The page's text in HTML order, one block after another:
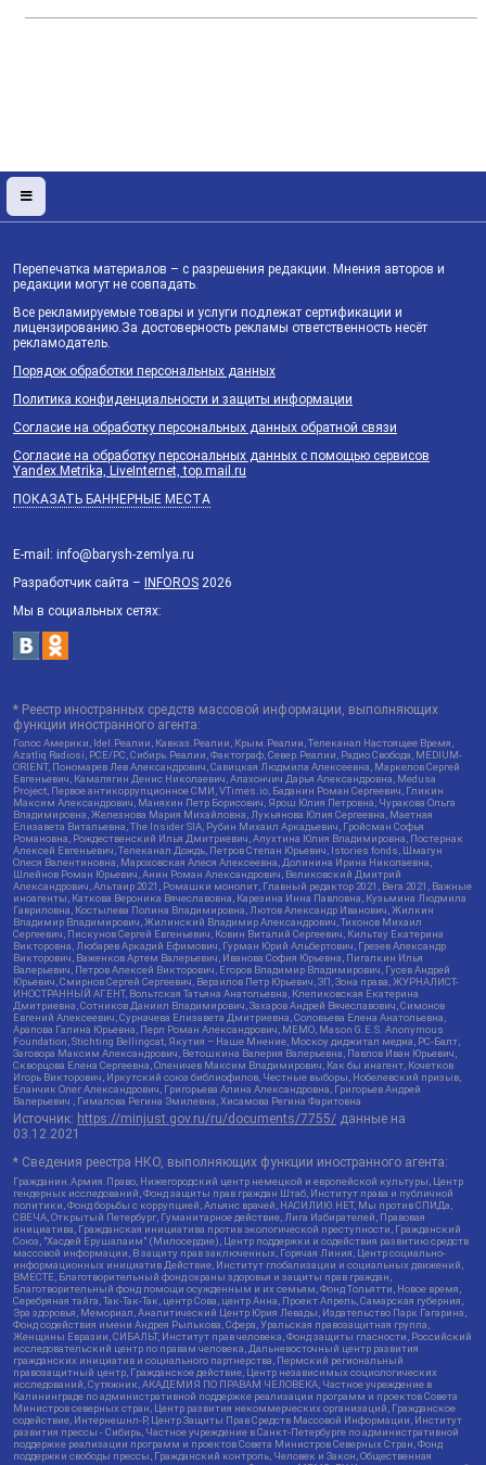
Перепечатка материалов – с разрешения редакции. Мнения авторов и
редакции могут не совпадать.
Все рекламируемые товары и услуги подлежат сертификации и
лицензированию.За достоверность рекламы ответственность несёт
рекламодатель.
Порядок обработки персональных данных
Политика конфиденциальности и защиты информации
Согласие на обработку персональных данных обратной связи
Согласие на обработку персональных данных с помощью сервисов
Yandex.Metrika, LiveInternet, top.mail.ru
ПОКАЗАТЬ БАННЕРНЫЕ МЕСТА
E-mail: info@barysh-zemlya.ru
Разработчик сайта – INFOROS 2026
Мы в социальных сетях:
* Реестр иностранных средств массовой информации, выполняющих
функции иностранного агента:
Голос Америки, Idel.Реалии, Кавказ.Реалии, Крым.Реалии, Телеканал Настоящее Время,
Azatliq Radiosi, PCE/PC, Сибирь.Реалии, Фактограф, Север.Реалии, Радио Свобода, MEDIUM-
ORIENT, Пономарев Лев Александрович, Савицкая Людмила Алексеевна, Маркелов Сергей
Евгеньевич, Камалягин Денис Николаевич, Апахончич Дарья Александровна, Medusa
Project, Первое антикоррупционное СМИ, VTimes.io, Баданин Роман Сергеевич, Гликин
Максим Александрович, Маняхин Петр Борисович, Ярош Юлия Петровна, Чуракова Ольга
Владимировна, Железнова Мария Михайловна, Лукьянова Юлия Сергеевна, Маетная
Елизавета Витальевна, The Insider SIA, Рубин Михаил Аркадьевич, Гройсман Софья
Романовна, Рождественский Илья Дмитриевич, Апухтина Юлия Владимировна, Постернак
Алексей Евгеньевич, Телеканал Дождь, Петров Степан Юрьевич, Istories fonds, Шмагун
Олеся Валентиновна, Мароховская Алеся Алексеевна, Долинина Ирина Николаевна,
Шлейнов Роман Юрьевич, Анин Роман Александрович, Великовский Дмитрий
Александрович, Альтаир 2021, Ромашки монолит, Главный редактор 2021, Вега 2021, Важные
иноагенты, Каткова Вероника Вячеславовна, Карезина Инна Павловна, Кузьмина Людмила
Гавриловна, Костылева Полина Владимировна, Лютов Александр Иванович, Жилкин
Владимир Владимирович, Жилинский Владимир Александрович, Тихонов Михаил
Сергеевич, Пискунов Сергей Евгеньевич, Ковин Виталий Сергеевич, Кильтау Екатерина
Викторовна, Любарев Аркадий Ефимович, Гурман Юрий Альбертович, Грезев Александр
Викторович, Важенков Артем Валерьевич, Иванова София Юрьевна, Пигалкин Илья
Валерьевич, Петров Алексей Викторович, Егоров Владимир Владимирович, Гусев Андрей
Юрьевич, Смирнов Сергей Сергеевич, Верзилов Петр Юрьевич, ЗП, Зона права, ЖУРНАЛИСТ-
ИНОСТРАННЫЙ АГЕНТ, Вольтская Татьяна Анатольевна, Клепиковская Екатерина
Дмитриевна, Сотников Даниил Владимирович, Захаров Андрей Вячеславович, Симонов
Евгений Алексеевич, Сурначева Елизавета Дмитриевна, Соловьева Елена Анатольевна,
Арапова Галина Юрьевна, Перл Роман Александрович, МЕМО, Mason G.E.S. Anonymous
Foundation, Stichting Bellingcat, Якутия – Наше Мнение, Москоу диджитал медиа, РС-Балт,
Заговора Максим Александрович, Ветошкина Валерия Валерьевна, Павлов Иван Юрьевич,
Скворцова Елена Сергеевна, Оленичев Максим Владимирович, Как бы инагент, Кочетков
Игорь Викторович, Иркутский союз библиофилов, Честные выборы, Нобелевский призыв,
Еланчик Олег Александрович, Григорьева Алина Александровна, Григорьев Андрей
Валерьевич , Гималова Регина Эмилевна, Хисамова Регина Фаритовна
Источник: https://minjust.gov.ru/ru/documents/7755/ данные на
03.12.2021
* Сведения реестра НКО, выполняющих функции иностранного агента:
Гражданин.Армия.Право, Нижегородский центр немецкой и европейской культуры, Центр
гендерных исследований, Фонд защиты прав граждан Штаб, Институт права и публичной
политики, Фонд борьбы с коррупцией, Альянс врачей, НАСИЛИЮ.НЕТ, Мы против СПИДа,
СВЕЧА, Открытый Петербург, Гуманитарное действие, Лига Избирателей, Правовая
инициатива, Гражданская инициатива против экологической преступности, Гражданский
Союз, "Хасдей Ерушалаим" (Милосердие), Центр поддержки и содействия развитию средств
массовой информации, В защиту прав заключенных, Горячая Линия, Центр социально-
информационных инициатив Действие, Институт глобализации и социальных движений,
ВМЕСТЕ, Благотворительный фонд охраны здоровья и защиты прав граждан,
Благотворительный фонд помощи осужденным и их семьям, Фонд Тольятти, Новое время,
Серебряная тайга, Так-Так-Так, центр Сова, центр Анна, Проект Апрель, Самарская губерния,
Эра здоровья, Мемориал, Аналитический Центр Юрия Левады, Издательство Парк Гагарина,
Фонд содействия имени Андрея Рылькова, Сфера, Уральская правозащитная группа,
Женщины Евразии, СИБАЛЬТ, Институт прав человека, Фонд защиты гласности, Российский
исследовательский центр по правам человека, Дальневосточный центр развития
гражданских инициатив и социального партнерства, Пермский региональный
правозащитный центр, Гражданское действие, Центр независимых социологических
исследований, Сутяжник, АКАДЕМИЯ ПО ПРАВАМ ЧЕЛОВЕКА, Частное учреждение в
Калининграде по административной поддержке реализации программ и проектов Совета
Министров северных стран, Центр развития некоммерческих организаций, Гражданское
содействие, Интернешнл-Р, Центр Защиты Прав Средств Массовой Информации, Институт
развития прессы - Сибирь, Частное учреждение в Санкт-Петербурге по административной
поддержке реализации программ и проектов Совета Министров Северных Стран, Фонд
поддержки свободы прессы, Гражданский контроль, Человек и Закон, Общественная